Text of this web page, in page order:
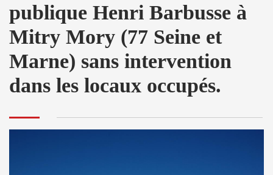
publique Henri Barbusse à
Mitry Mory (77 Seine et
Marne) sans intervention
dans les locaux occupés.